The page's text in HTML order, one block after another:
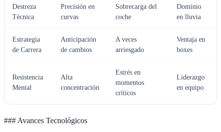
Destreza
Técnica
Precisión en
curvas
Sobrecarga del
coche
Dominio
en lluvia
Estrategia
de Carrera
Anticipación
de cambios
A veces
arriesgado
Ventaja en
boxes
Resistencia
Mental
Alta
concentración
Estrés en
momentos
críticos
Liderazgo
en equipo
### Avances Tecnológicos